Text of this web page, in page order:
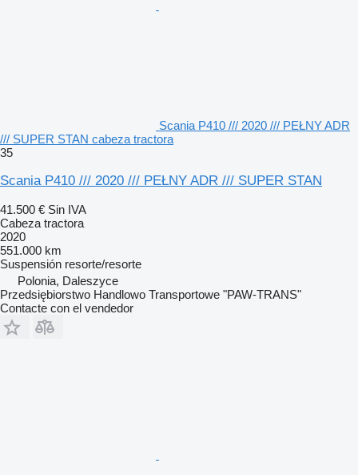
Scania P410 /// 2020 /// PEŁNY ADR
/// SUPER STAN cabeza tractora
35
Scania P410 /// 2020 /// PEŁNY ADR /// SUPER STAN
41.500 € Sin IVA
Cabeza tractora
2020
551.000 km
Suspensión resorte/resorte
Polonia, Daleszyce
Przedsiębiorstwo Handlowo Transportowe "PAW-TRANS"
Contacte con el vendedor